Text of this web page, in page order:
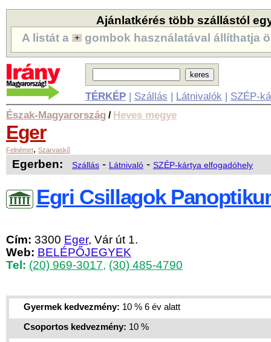
Ajánlatkérés több szállástól
A listát a
gombok használatával állíthatja
TÉRKÉP| Szállás | Látnivalók | SZÉP-
Észak-Magyarország / Heves megye
Eger
Felnémet, Szarvaskő
Egerben: Szállás - Látnivaló - SZÉP-kártya elfogadóhely
Egri Csillagok
Cím: 3300 Eger, Vár út 1.
Web: BELÉPŐJEGYEK
Tel: (20) 969-3017, (30) 485-4790
Gyermek kedvezmény: 10 % 6 év alatt
Csoportos kedvezmény: 10 %